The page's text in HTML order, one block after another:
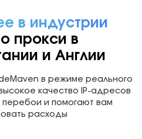
в индустрии
прокси в
и Англии
в режиме реального
качество IP-адресов
и помогают вам
расходы